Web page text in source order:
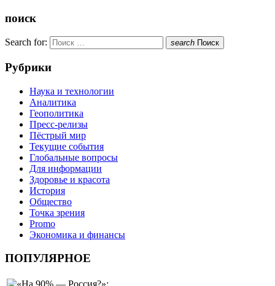
поиск
Search for: search Поиск
Рубрики
Наука и технологии
Аналитика
Геополитика
Пресс-релизы
Пёстрый мир
Текущие события
Глобальные вопросы
Для информации
Здоровье и красота
История
Общество
Точка зрения
Promo
Экономика и финансы
ПОПУЛЯРНОЕ